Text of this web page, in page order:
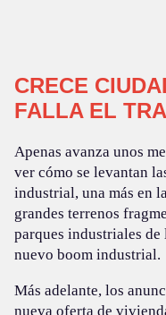
CRECE
FALLA EL
Apenas avanza unos
ver cómo se levantan
industrial, una más en
grandes terrenos
parques industriales de
nuevo boom industrial.
Más adelante, los
nueva oferta de